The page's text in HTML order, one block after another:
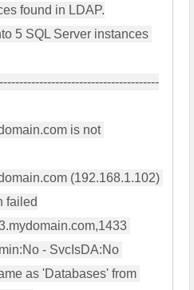
found in LDAP.
5 SQL Server instances
is not
(192.168.1.102)
failed
- SvcIsDA:No
as 'Databases' from